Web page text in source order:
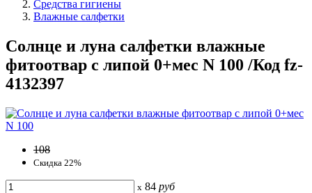
Средства гигиены
Влажные салфетки
Солнце и луна салфетки влажные
фитоотвар с липой 0+мес N 100 /Код fz-
4132397
108
Скидка 22%
x 84 руб